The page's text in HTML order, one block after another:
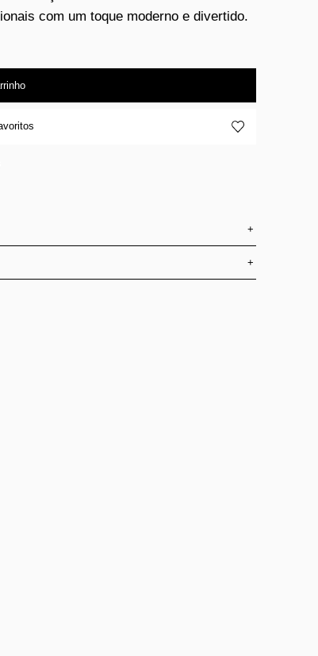
com um toque moderno e divertido.
+
+